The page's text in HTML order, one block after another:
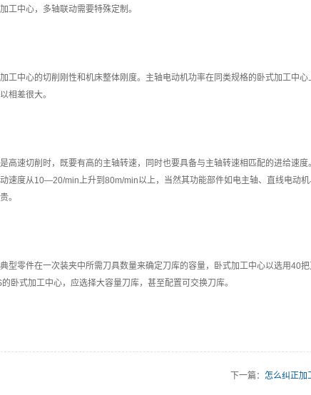
中心，多轴联动需要特殊定制。
中心的切削刚性和机床整体刚度。主轴电动机功率在同类规格的卧式加工中心
相差很大。
速切削时，既要有高的主轴转速，同时也要具备与主轴转速相匹配的进给速度
速度从10—20/min上升到80m/min以上，当然其功能部件如电主轴、直线电动
。
零件在一次装夹中所需刀具数量来确定刀库的容量，卧式加工中心以选用40
卧式加工中心，应选择大容量刀库，甚至配置可交换刀库。
下一篇： 怎么纠正加